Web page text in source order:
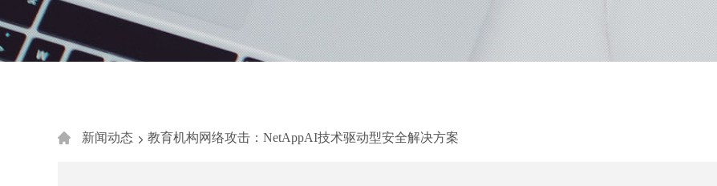
新闻动态 教育机构网络攻击：NetAppAI技术驱动型安全解决方案